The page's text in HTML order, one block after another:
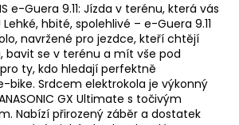
e-Guera 9.11: Jízda v terénu, která vás
hbité, spolehlivé – e-Guera 9.11
navržené pro jezdce, kteří chtějí
bavit se v terénu a mít vše pod
ty, kdo hledají perfektně
bike. Srdcem elektrokola je výkonný
GX Ultimate s točivým
Nabízí přirozený záběr a dostatek